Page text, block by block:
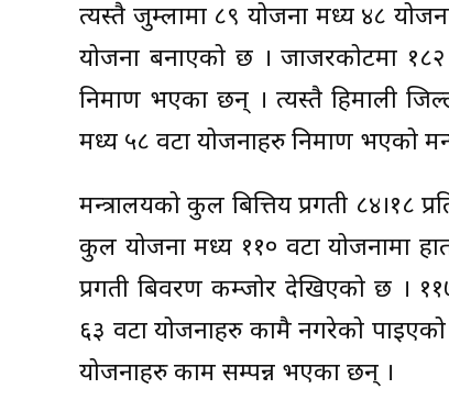
त्यस्तै जुम्लामा ८९ योजना मध्य ४८
योजना बनाएको छ । जाजरकोटमा
निर्माण भएका छन् । त्यस्तै हिमाली
मध्य ५८ वटा योजनाहरु निर्माण भएको
मन्त्रालयको कुल बित्तिय प्रगती ८४।१८
कुल योजना मध्य ११० वटा योजनामा
प्रगती बिवरण कम्जोर देखिएको छ ।
६३ वटा योजनाहरु कामै नगरेको
योजनाहरु काम सम्पन्न भएका छन् ।